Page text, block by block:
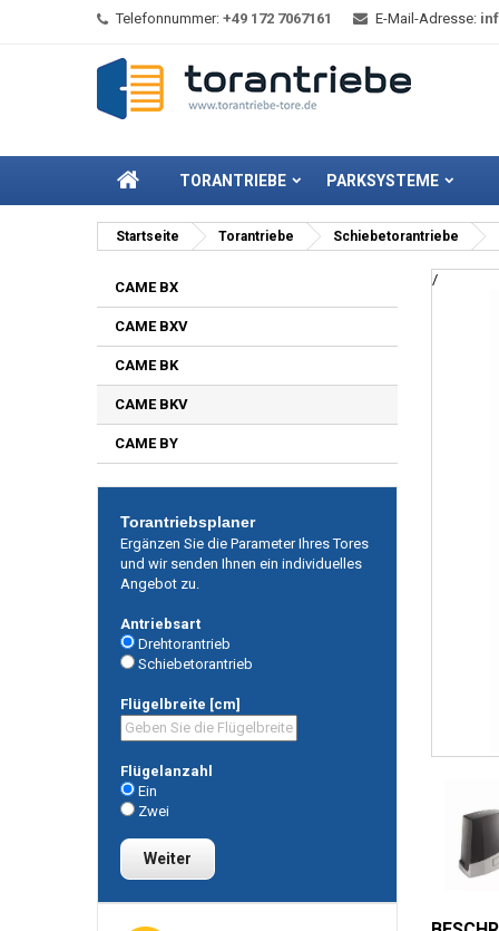
Telefonnummer: +49 172 7067161 E-Mail-Adresse:
TORANTRIEBE PARKSYSTEME
Startseite Torantriebe Schiebetorantriebe
CAME BX
CAME BXV
CAME BK
CAME BKV
CAME BY
Torantriebsplaner
Ergänzen Sie die Parameter Ihres Tores
und wir senden Ihnen ein individuelles
Angebot zu.
Antriebsart
Drehtorantrieb
Schiebetorantrieb
Flügelbreite [cm]
Flügelanzahl
Ein
Zwei
Weiter
/